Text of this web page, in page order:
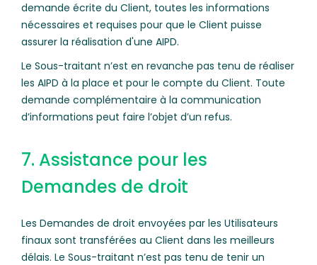
demande écrite du Client, toutes les informations
nécessaires et requises pour que le Client puisse
assurer la réalisation d'une AIPD.
Le Sous-traitant n’est en revanche pas tenu de réaliser
les AIPD à la place et pour le compte du Client. Toute
demande complémentaire à la communication
d’informations peut faire l’objet d’un refus.
7. Assistance pour les
Demandes de droit
Les Demandes de droit envoyées par les Utilisateurs
finaux sont transférées au Client dans les meilleurs
délais. Le Sous-traitant n’est pas tenu de tenir un